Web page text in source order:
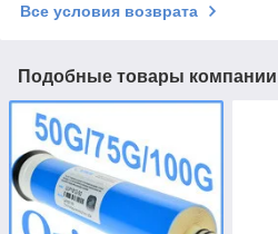
Все условия возврата
Подобные товары компании